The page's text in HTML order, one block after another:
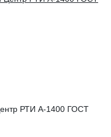
РТИ А-1400 ГОСТ